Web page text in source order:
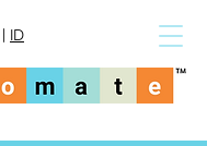
| ID